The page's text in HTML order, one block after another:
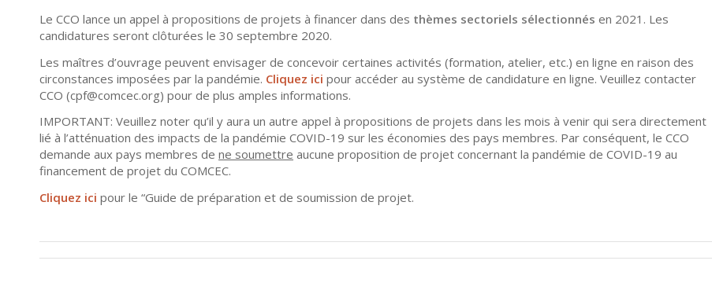
Le CCO lance un appel à propositions de projets à financer dans des thèmes sectoriels sélectionnés en 2021. Les
candidatures seront clôturées le 30 septembre 2020.
Les maîtres d’ouvrage peuvent envisager de concevoir certaines activités (formation, atelier, etc.) en ligne en raison des
circonstances imposées par la pandémie. Cliquez ici pour accéder au système de candidature en ligne. Veuillez contacter
CCO (cpf@comcec.org) pour de plus amples informations.
IMPORTANT: Veuillez noter qu’il y aura un autre appel à propositions de projets dans les mois à venir qui sera directement
lié à l’atténuation des impacts de la pandémie COVID-19 sur les économies des pays membres. Par conséquent, le CCO
demande aux pays membres de ne soumettre aucune proposition de projet concernant la pandémie de COVID-19 au
financement de projet du COMCEC.
Cliquez ici pour le “Guide de préparation et de soumission de projet.